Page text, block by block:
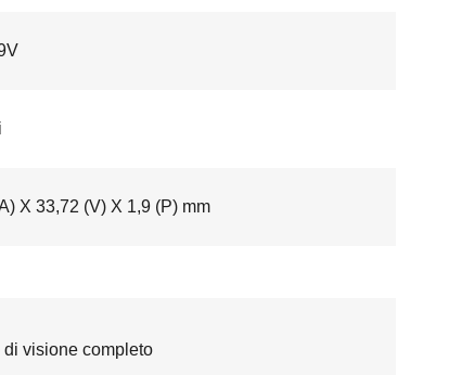
X 33,72 (V) X 1,9 (P) mm
visione completo